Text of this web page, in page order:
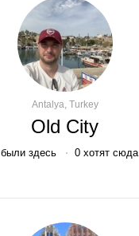
Antalya, Turkey
Old City
были здесь 0 хотят сюда